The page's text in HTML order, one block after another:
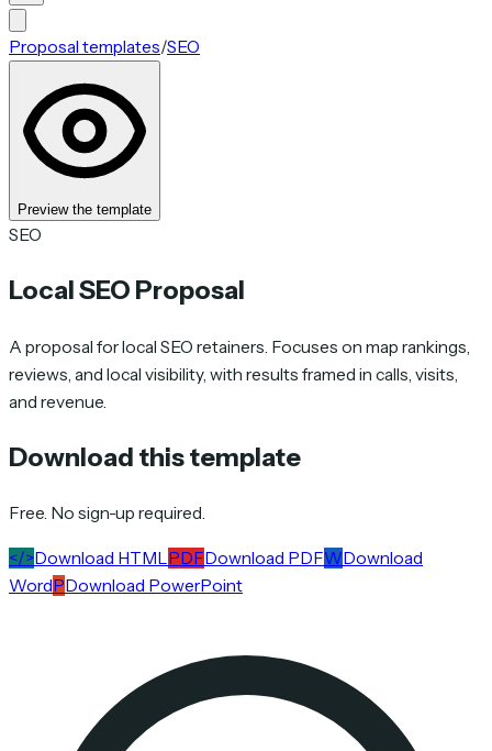
Proposal templates/SEO
Preview the template
SEO
Local SEO Proposal
A proposal for local SEO retainers. Focuses on map rankings,
reviews, and local visibility, with results framed in calls, visits,
and revenue.
Download this template
Free. No sign-up required.
</>Download HTML PDFDownload PDFWDownload
WordPDownload PowerPoint